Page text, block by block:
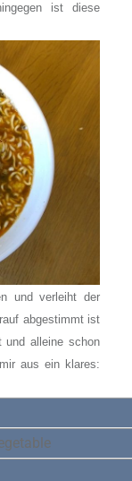
ist diese
und verleiht der
abgestimmt ist
und alleine schon
aus ein klares: